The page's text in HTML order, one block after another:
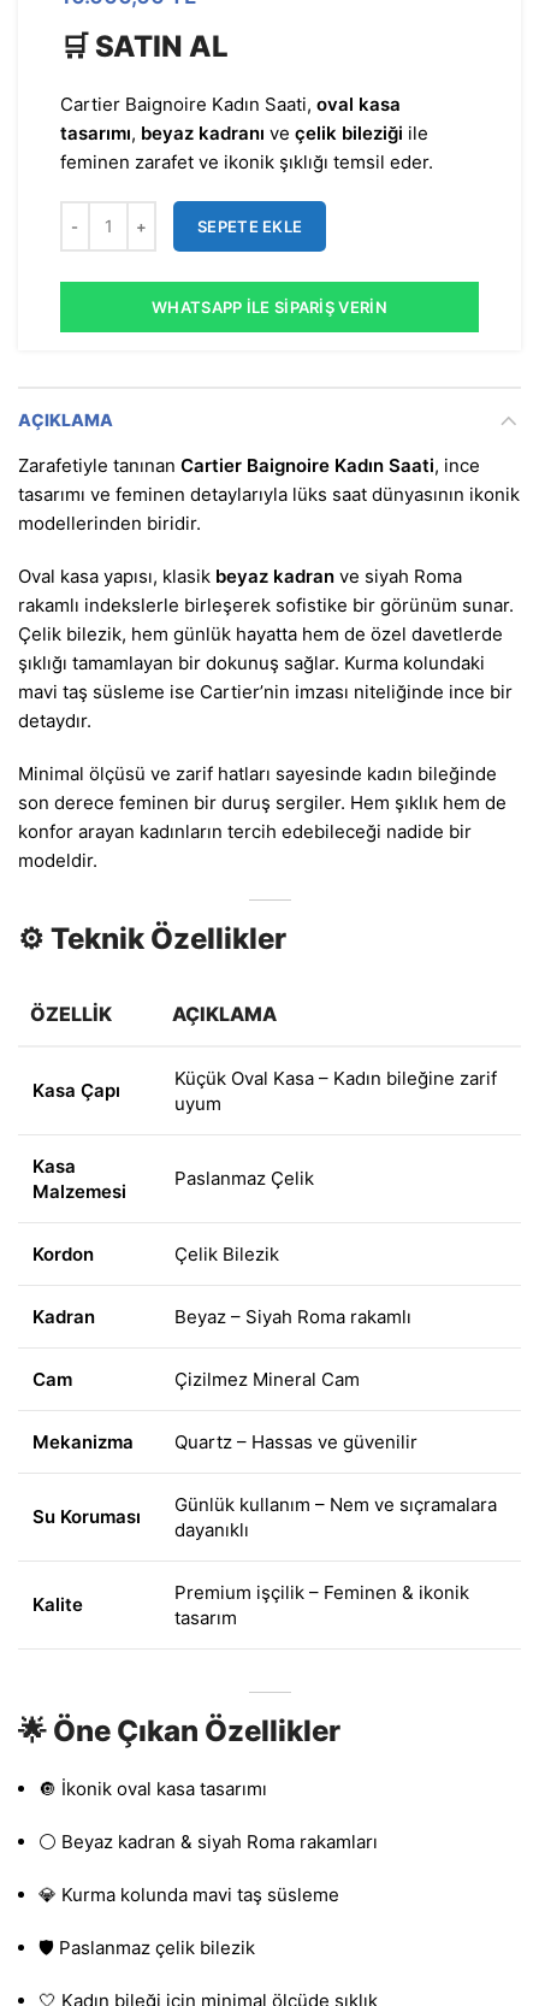
🛒 SATIN AL
Cartier Baignoire Kadın Saati, oval kasa
tasarımı, beyaz kadranı ve çelik bileziği ile
feminen zarafet ve ikonik şıklığı temsil eder.
SEPETE EKLE
WHATSAPP İLE SIPARIŞ VERIN
AÇIKLAMA
Zarafetiyle tanınan Cartier Baignoire Kadın Saati, ince
tasarımı ve feminen detaylarıyla lüks saat dünyasının ikonik
modellerinden biridir.
Oval kasa yapısı, klasik beyaz kadran ve siyah Roma
rakamlı indekslerle birleşerek sofistike bir görünüm sunar.
Çelik bilezik, hem günlük hayatta hem de özel davetlerde
şıklığı tamamlayan bir dokunuş sağlar. Kurma kolundaki
mavi taş süsleme ise Cartier’nin imzası niteliğinde ince bir
detaydır.
Minimal ölçüsü ve zarif hatları sayesinde kadın bileğinde
son derece feminen bir duruş sergiler. Hem şıklık hem de
konfor arayan kadınların tercih edebileceği nadide bir
modeldir.
⚙️ Teknik Özellikler
ÖZELLIK AÇIKLAMA
Kasa Çapı
Küçük Oval Kasa – Kadın bileğine zarif
uyum
Kasa
Malzemesi
Paslanmaz Çelik
Kordon Çelik Bilezik
Kadran Beyaz – Siyah Roma rakamlı
Cam Çizilmez Mineral Cam
Mekanizma Quartz – Hassas ve güvenilir
Su Koruması
Günlük kullanım – Nem ve sıçramalara
dayanıklı
Kalite
Premium işçilik – Feminen & ikonik
tasarım
🌟 Öne Çıkan Özellikler
🔘 İkonik oval kasa tasarımı
⚪ Beyaz kadran & siyah Roma rakamları
💎 Kurma kolunda mavi taş süsleme
🛡️ Paslanmaz çelik bilezik
🤍 Kadın bileği için minimal ölçüde şıklık